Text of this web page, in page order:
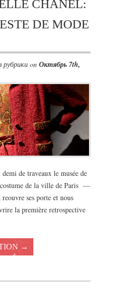
CHANEL:
DE MODE
рубрики on Октябрь 7th,
de traveaux le musée de
de la ville de Paris —
reouvre ses porte et nous
la première retrospective
→